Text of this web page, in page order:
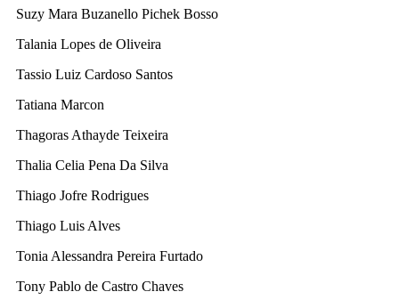
Suzy Mara Buzanello Pichek Bosso
Talania Lopes de Oliveira
Tassio Luiz Cardoso Santos
Tatiana Marcon
Thagoras Athayde Teixeira
Thalia Celia Pena Da Silva
Thiago Jofre Rodrigues
Thiago Luis Alves
Tonia Alessandra Pereira Furtado
Tony Pablo de Castro Chaves